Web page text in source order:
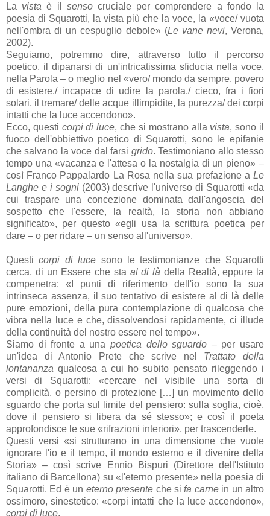
La vista è il sensocruciale per comprendere a fondo la
poesia di Squarotti, la vista più che la voce, la «voce/ vuota
nell'ombra di un cespuglio debole» (Le vane nevi, Verona,
2002).
Seguiamo, potremmo dire, attraverso tutto il percorso
poetico, il dipanarsi di un'intricatissima sfiducia nella voce,
nella Parola – o meglio nel «vero/ mondo da sempre, povero
di esistere,/ incapace di udire la parola,/ cieco, fra i fiori
solari, il tremare/ delle acque illimpidite, la purezza/ dei corpi
intatti che la luce accendono».
Ecco, questi corpi di luce, che si mostrano alla vista, sono il
fuoco dell'obbiettivo poetico di Squarotti, sono le epifanie
che salvano la voce dal farsi grido. Testimoniano allo stesso
tempo una «vacanza e l'attesa o la nostalgia di un pieno» –
così Franco Pappalardo La Rosa nella sua prefazione a Le
Langhe e i sogni(2003) descrive l'universo di Squarotti «da
cui traspare una concezione dominata dall'angoscia del
sospetto che l'essere, la realtà, la storia non abbiano
significato», per questo «egli usa la scrittura poetica per
dare – o per ridare – un senso all'universo».
Questicorpi di luce sono le testimonianze che Squarotti
cerca, di un Essere che sta al di là della Realtà, eppure la
compenetra: «I punti di riferimento dell'io sono la sua
intrinseca assenza, il suo tentativo di esistere al di là delle
pure emozioni, della pura contemplazione di qualcosa che
vibra nella luce e che, dissolvendosi rapidamente, ci illude
della continuità del nostro essere nel tempo».
Siamo di fronte a una poetica dello sguardo – per usare
un'idea di Antonio Prete che scrive nel Trattato della
lontananza qualcosa a cui ho subito pensato rileggendo i
versi di Squarotti: «cercare nel visibile una sorta di
complicità, o persino di protezione […] un movimento dello
sguardo che porta sul limite del pensiero: sulla soglia, cioè,
dove il pensiero si libera da sé stesso»; e così il poeta
approfondisce le sue «rifrazioni interiori», per trascenderle.
Questi versi «si strutturano in una dimensione che vuole
ignorare l'io e il tempo, il mondo esterno e il divenire della
Storia» – così scrive Ennio Bispuri (Direttore dell'Istituto
italiano di Barcellona) su «l'eterno presente» nella poesia di
Squarotti. Ed è un eterno presente che sifa carnein un altro
ossimoro, sinestetico: «corpi intatti che la luce accendono»,
corpi di luce.